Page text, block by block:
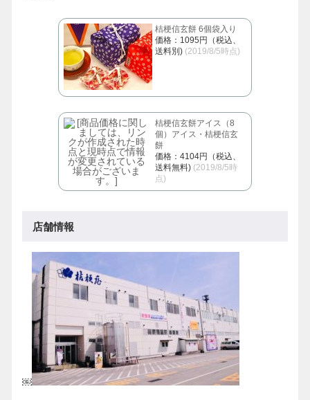
桔梗信玄餅 6個袋入り
価格：1095円（税込、
送料別) (2019/8/5時点)
桔梗信玄餅アイス（8
個）アイス・桔梗信玄
餅
価格：4104円（税込、
送料無料) (2019/8/5時
点)
店舗情報
￼